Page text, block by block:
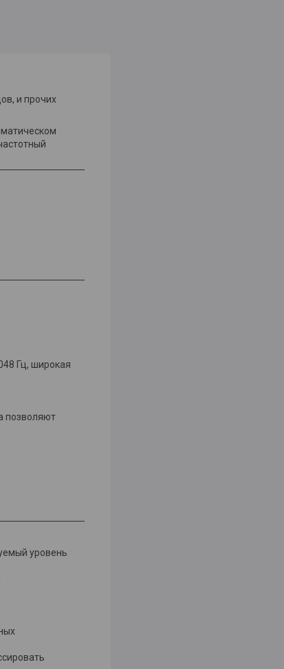
и прочих
Гц, широкая
позволяют
уровень